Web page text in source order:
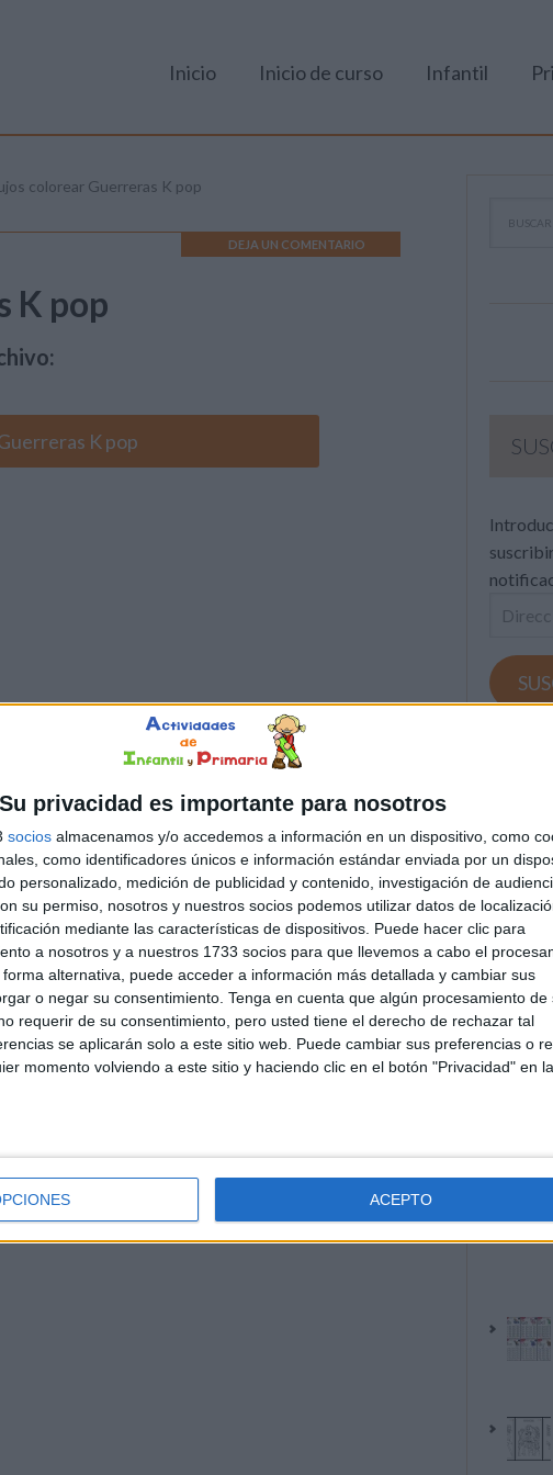
Su privacidad es importante para nosotros
socios almacenamos y/o accedemos a información en un dispositivo, como
como identificadores únicos e información estándar enviada por un
personalizado, medición de publicidad y contenido, investigación de
su permiso, nosotros y nuestros socios podemos utilizar datos de
mediante las características de dispositivos. Puede hacer clic para
a nosotros y a nuestros 1733 socios para que llevemos a cabo el
alternativa, puede acceder a información más detallada y cambiar sus
o negar su consentimiento. Tenga en cuenta que algún procesamiento de
requerir de su consentimiento, pero usted tiene el derecho de rechazar tal
se aplicarán solo a este sitio web. Puede cambiar sus preferencias o
momento volviendo a este sitio y haciendo clic en el botón "Privacidad" en
ACEPTO
Inicio Inicio de curso Infantil
colorear Guerreras K pop
DEJA UN COMENTARIO
K pop
K pop
Dirección
email
Únete
EN